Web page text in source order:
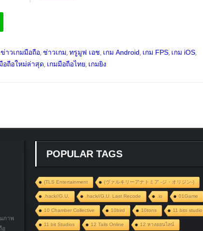
ข่าวเกมมือถือ, ช่าวเกม, ทรูมูฟ เอช, เกม Android, เกม FPS, เกม iOS,
อถือใหม่ล่าสุด, เกมมือถือไทย, เกมยิง
ภาพ
POPULAR TAGS
(TLS Entertainment (ヴァルキリーアナトミア ‐ジ・オリジン‐)
.hack//G.U. .hack//G.U. Last Recode .io 01Game
10 Chamber Collective 10bird 10tons 11 bits studio
11 bit Studios 12 Tails Online 12 หางออนไลน์